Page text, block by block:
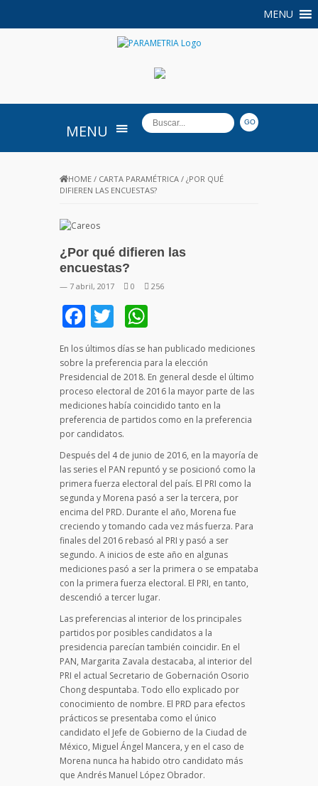
MENU
PARAMETRIA
MENU
HOME / CARTA PARAMÉTRICA /¿POR QUÉ
DIFIEREN LAS ENCUESTAS?
¿Por qué difieren las
encuestas?
— 7 abril, 2017 0 256
Facebook
Twitter
En los últimos días se han publicado mediciones
sobre la preferencia para la elección
Presidencial de 2018. En general desde el último
proceso electoral de 2016 la mayor parte de las
mediciones había coincidido tanto en la
preferencia de partidos como en la preferencia
por candidatos.
Después del 4 de junio de 2016, en la mayoría de
las series el PAN repuntó y se posicionó como la
primera fuerza electoral del país. El PRI como la
segunda y Morena pasó a ser la tercera, por
encima del PRD. Durante el año, Morena fue
creciendo y tomando cada vez más fuerza. Para
finales del 2016 rebasó al PRI y pasó a ser
segundo. A inicios de este año en algunas
mediciones pasó a ser la primera o se empataba
con la primera fuerza electoral. El PRI, en tanto,
descendió a tercer lugar.
Las preferencias al interior de los principales
partidos por posibles candidatos a la
presidencia parecían también coincidir. En el
PAN, Margarita Zavala destacaba, al interior del
PRI el actual Secretario de Gobernación Osorio
Chong despuntaba. Todo ello explicado por
conocimiento de nombre. El PRD para efectos
prácticos se presentaba como el único
candidato el Jefe de Gobierno de la Ciudad de
México, Miguel Ángel Mancera, y en el caso de
Morena nunca ha habido otro candidato más
que Andrés Manuel López Obrador.